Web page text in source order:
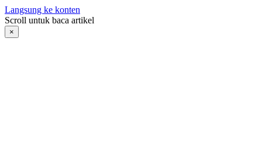
Langsung ke konten
Scroll untuk baca artikel
×